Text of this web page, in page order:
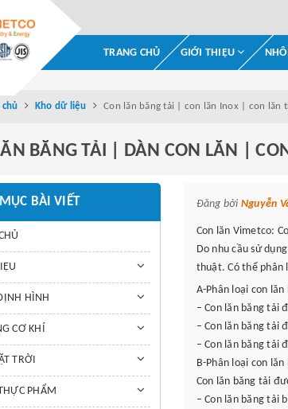
TRANG CHỦ GIỚI THIỆU
chủ Kho dữ liệu Con lăn băng tải | con lăn Inox | con lăn
BĂNG TẢI | DÀN CON LĂN |
Đăng bởi Nguyễn
Con lăn Vimetco:
Do nhu cầu sử
thuật. Có thể phân
A-Phân loại con
– Con lăn băng tải
– Con lăn băng tải
– Con lăn băng tải
B-Phân loại con
Con lăn băng tải
– Con lăn băng tải
BÀI VIẾT
HÌNH
CƠ KHÍ
TRỜI
PHẨM